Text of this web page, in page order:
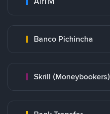
Banco Pichincha
Skrill (Moneybookers)